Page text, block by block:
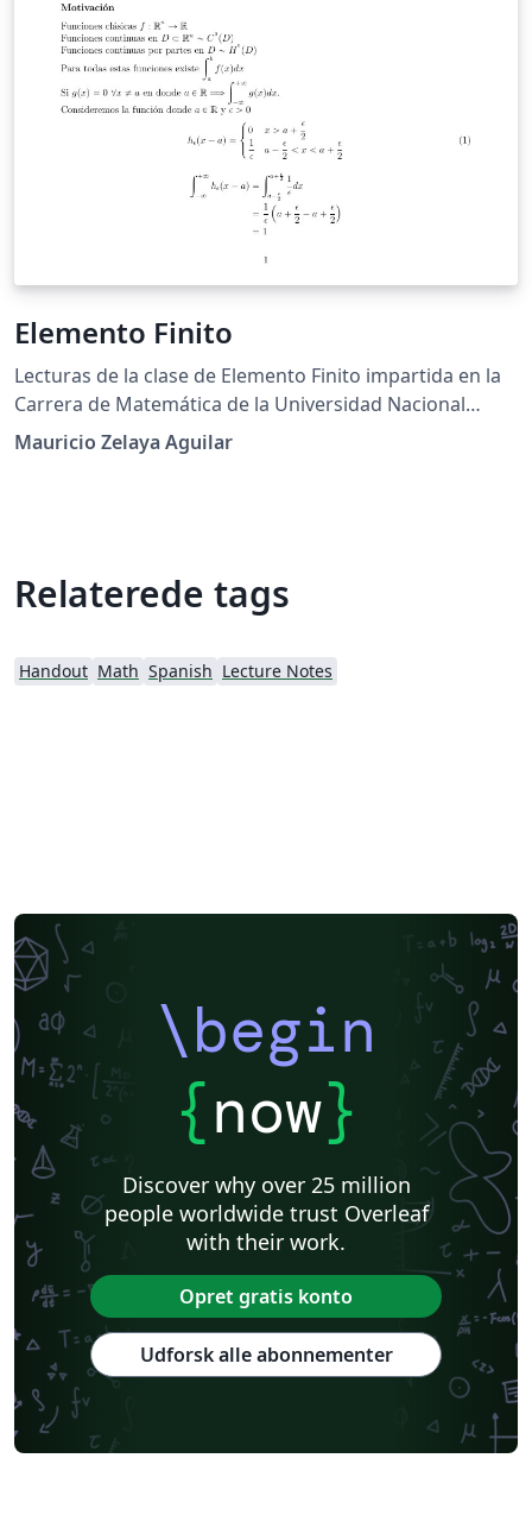
Elemento Finito
Lecturas de la clase de Elemento Finito impartida en la
Carrera de Matemática de la Universidad Nacional
Autónoma de Honduras
Mauricio Zelaya Aguilar
Relaterede tags
Handout Math Spanish Lecture Notes
\begin
{now}
Discover why over 25 million
people worldwide trust Overleaf
with their work.
Opret gratis konto
Udforsk alle abonnementer